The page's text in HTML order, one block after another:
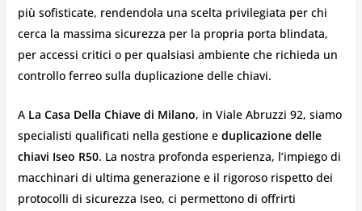
più sofisticate, rendendola una scelta privilegiata per chi
cerca la massima sicurezza per la propria porta blindata,
per accessi critici o per qualsiasi ambiente che richieda un
controllo ferreo sulla duplicazione delle chiavi.
A La Casa Della Chiave di Milano, in Viale Abruzzi 92, siamo
specialisti qualificati nella gestione e duplicazione delle
chiavi Iseo R50. La nostra profonda esperienza, l’impiego di
macchinari di ultima generazione e il rigoroso rispetto dei
protocolli di sicurezza Iseo, ci permettono di offrirti